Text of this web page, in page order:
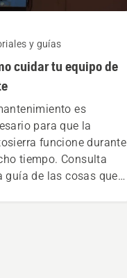
y guías
cuidar tu equipo de
es
para que la
funcione durante
tiempo. Consulta
guía de las cosas que